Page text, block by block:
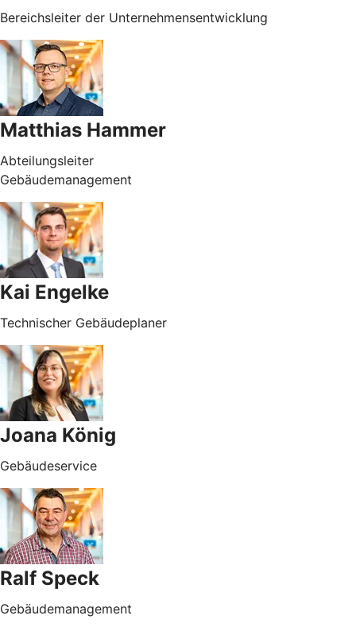
Bereichsleiter der Unternehmensentwicklung
Matthias Hammer
Abteilungsleiter
Gebäudemanagement
Kai Engelke
Technischer Gebäudeplaner
Joana König
Gebäudeservice
Ralf Speck
Gebäudemanagement